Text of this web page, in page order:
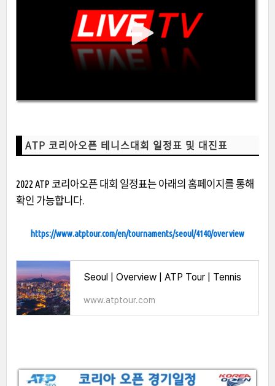
ATP 코리아오픈 테니스대회 일정표 및 대진표
2022 ATP 코리아오픈 대회 일정표는 아래의 홈페이지를 통해
확인 가능합니다.
https://www.atptour.com/en/tournaments/seoul/4140/overview
Seoul | Overview | ATP Tour | Tennis
www.atptour.com